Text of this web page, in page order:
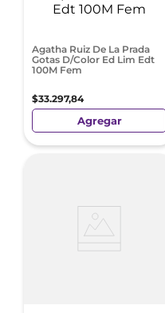
Agatha Ruiz De La Prada
Gotas D/Color Ed Lim Edt
100M Fem
$33.297,84
Agregar